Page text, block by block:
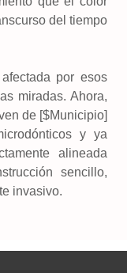
del tiempo
por esos
miradas. Ahora,
de [$Municipio]
y ya
alineada
sencillo,
invasivo.